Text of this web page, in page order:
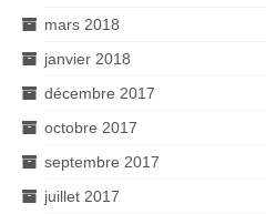
mars 2018
janvier 2018
décembre 2017
octobre 2017
septembre 2017
juillet 2017